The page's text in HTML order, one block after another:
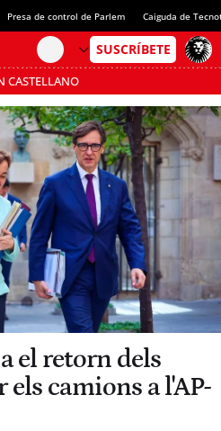
Presa de control de Parlem Caiguda de
CASTELLANO
estalvi
el retorn dels
els camions a l'AP-